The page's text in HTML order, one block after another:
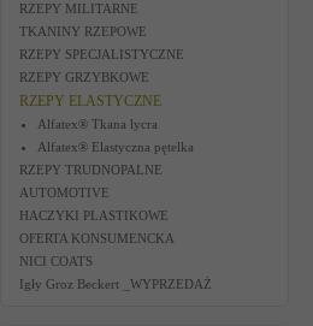
RZEPY MILITARNE
TKANINY RZEPOWE
RZEPY SPECJALISTYCZNE
RZEPY GRZYBKOWE
RZEPY ELASTYCZNE
Alfatex® Tkana lycra
Alfatex® Elastyczna pętelka
RZEPY TRUDNOPALNE
AUTOMOTIVE
HACZYKI PLASTIKOWE
OFERTA KONSUMENCKA
NICI COATS
Igły Groz Beckert _WYPRZEDAŻ